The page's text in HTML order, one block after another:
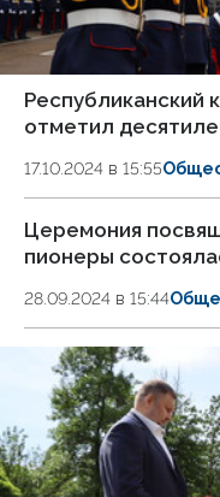
Республиканский
отметил
17.10.2024 в 15:55
Церемония
пионеры
28.09.2024 в 15:44